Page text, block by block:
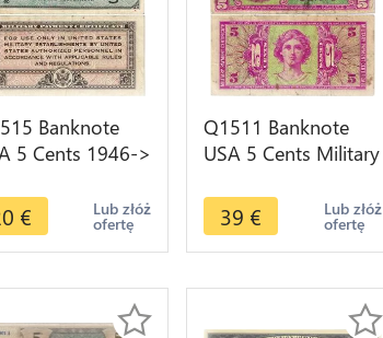
Banknote
5 Cents 1946->
€ Lub złóż
ofertę
Q1511 Banknote
USA 5 Cents Military
Make offer
39 € Lub złóż
ofertę